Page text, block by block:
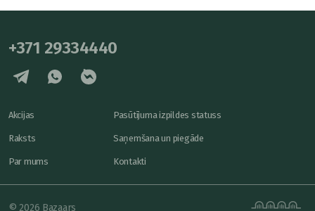
+371 29334440
Akcijas
Raksts
Par mums
Pasūtījuma izpildes statuss
Saņemšana un piegāde
Kontakti
© 2026 Bazaars